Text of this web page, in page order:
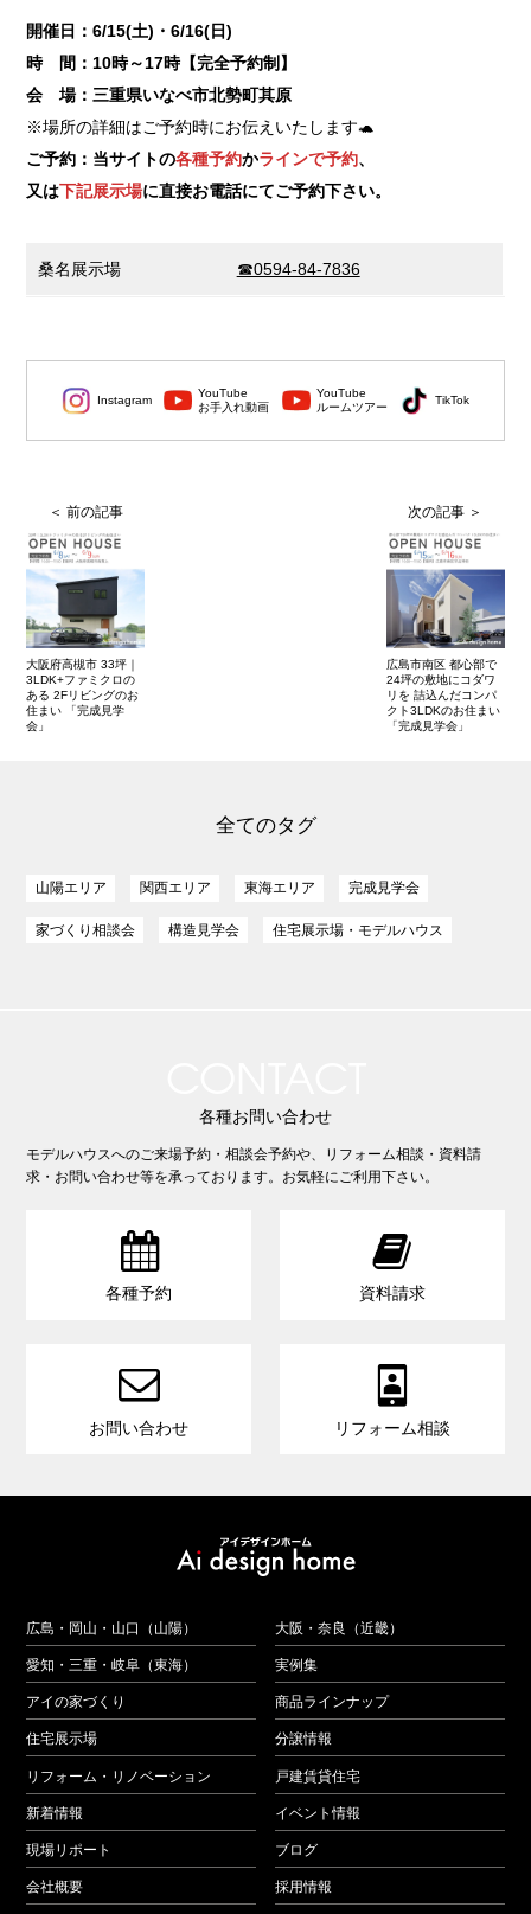
開催日：6/15(土)・6/16(日)
時 間：10時～17時【完全予約制】
会 場：三重県いなべ市北勢町其原
※場所の詳細はご予約時にお伝えいたします🐢
ご予約：当サイトの各種予約かラインで予約、
又は下記展示場に直接お電話にてご予約下さい。
桑名展示場 ☎0594-84-7836
Instagram
YouTube
お手入れ動画
YouTube
ルームツアー
TikTok
大阪府高槻市 33坪｜
3LDK+ファミクロの
ある 2Fリビングのお
住まい 「完成見学
会」
広島市南区 都心部で
24坪の敷地にコダワ
リを 詰込んだコンパ
クト3LDKのお住まい
「完成見学会」
全てのタグ
山陽エリア 関西エリア 東海エリア 完成見学会
家づくり相談会 構造見学会 住宅展示場・モデルハウス
各種お問い合わせ
モデルハウスへのご来場予約・相談会予約や、リフォーム相談・資料請
求・お問い合わせ等を承っております。お気軽にご利用下さい。

各種予約

資料請求

お問い合わせ

リフォーム相談
広島・岡山・山口（山陽） 大阪・奈良（近畿）
愛知・三重・岐阜（東海） 実例集
アイの家づくり 商品ラインナップ
住宅展示場 分譲情報
リフォーム・リノベーション 戸建賃貸住宅
新着情報 イベント情報
現場リポート ブログ
会社概要 採用情報